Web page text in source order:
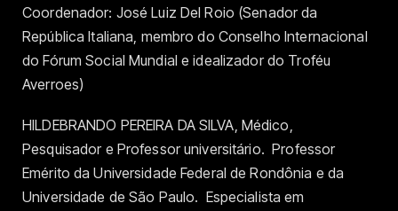
Coordenador: José Luiz Del Roio (Senador da
República Italiana, membro do Conselho Internacional
do Fórum Social Mundial e idealizador do Troféu
Averroes)
HILDEBRANDO PEREIRA DA SILVA, Médico,
Pesquisador e Professor universitário. Professor
Emérito da Universidade Federal de Rondônia e da
Universidade de São Paulo. Especialista em